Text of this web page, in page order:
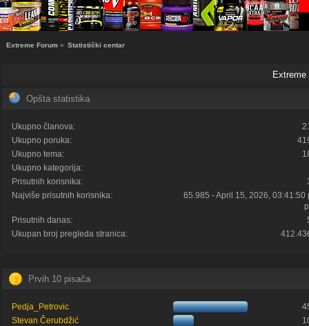
Extreme Forum » Statistički centar
Opšta statistika
Ukupno članova:
Ukupno poruka:
Ukupno tema:
Ukupno kategorija:
Prisutnih korisnika:
Najviše prisutnih korisnika:
65.985 - April 15, 2026, 03:41:50
Prisutnih danas:
Ukupan broj pregleda stranica:
Prvih 10 pisača
Pedja_Petrovic
Stevan Čerubdžić